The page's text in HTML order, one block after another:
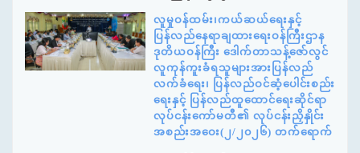
လူမှုဝန်ထမ်း၊ကယ်ဆယ်ရေးနှင့်
ပြန်လည်နေရာချထားရေးဝန်ကြီးဌာန
ဒုတိယဝန်ကြီး ဒေါက်တာသန့်ဇော်လွင်
လူကုန်ကူးခံရသူများအားပြန်လည်
လက်ခံရေး၊ ပြန်လည်ဝင်ဆံ့ပေါင်းစည်း
ရေးနှင့် ပြန်လည်ထူထောင်ရေးဆိုင်ရာ
လုပ်ငန်းကော်မတီ၏ လုပ်ငန်းညှိနှိုင်း
အစည်းအဝေး(၂/၂၀၂၆) တက်ရောက်